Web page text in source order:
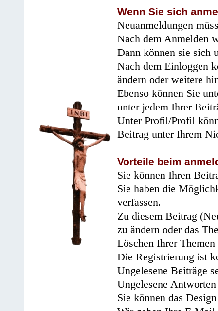
Wenn Sie sich
Neuanmeldungen
Nach dem Anmelden
Dann können sie sich
Nach dem Einloggen
ändern oder weitere
Ebenso können Sie
unter jedem Ihrer
Unter Profil/Profil
Beitrag unter Ihrem
Vorteile beim
Sie können Ihren
Sie haben die
verfassen.
Zu diesem Beitrag
zu ändern oder das
Löschen Ihrer
Die Registrierung ist
Ungelesene Beiträge
Ungelesene
Sie können das